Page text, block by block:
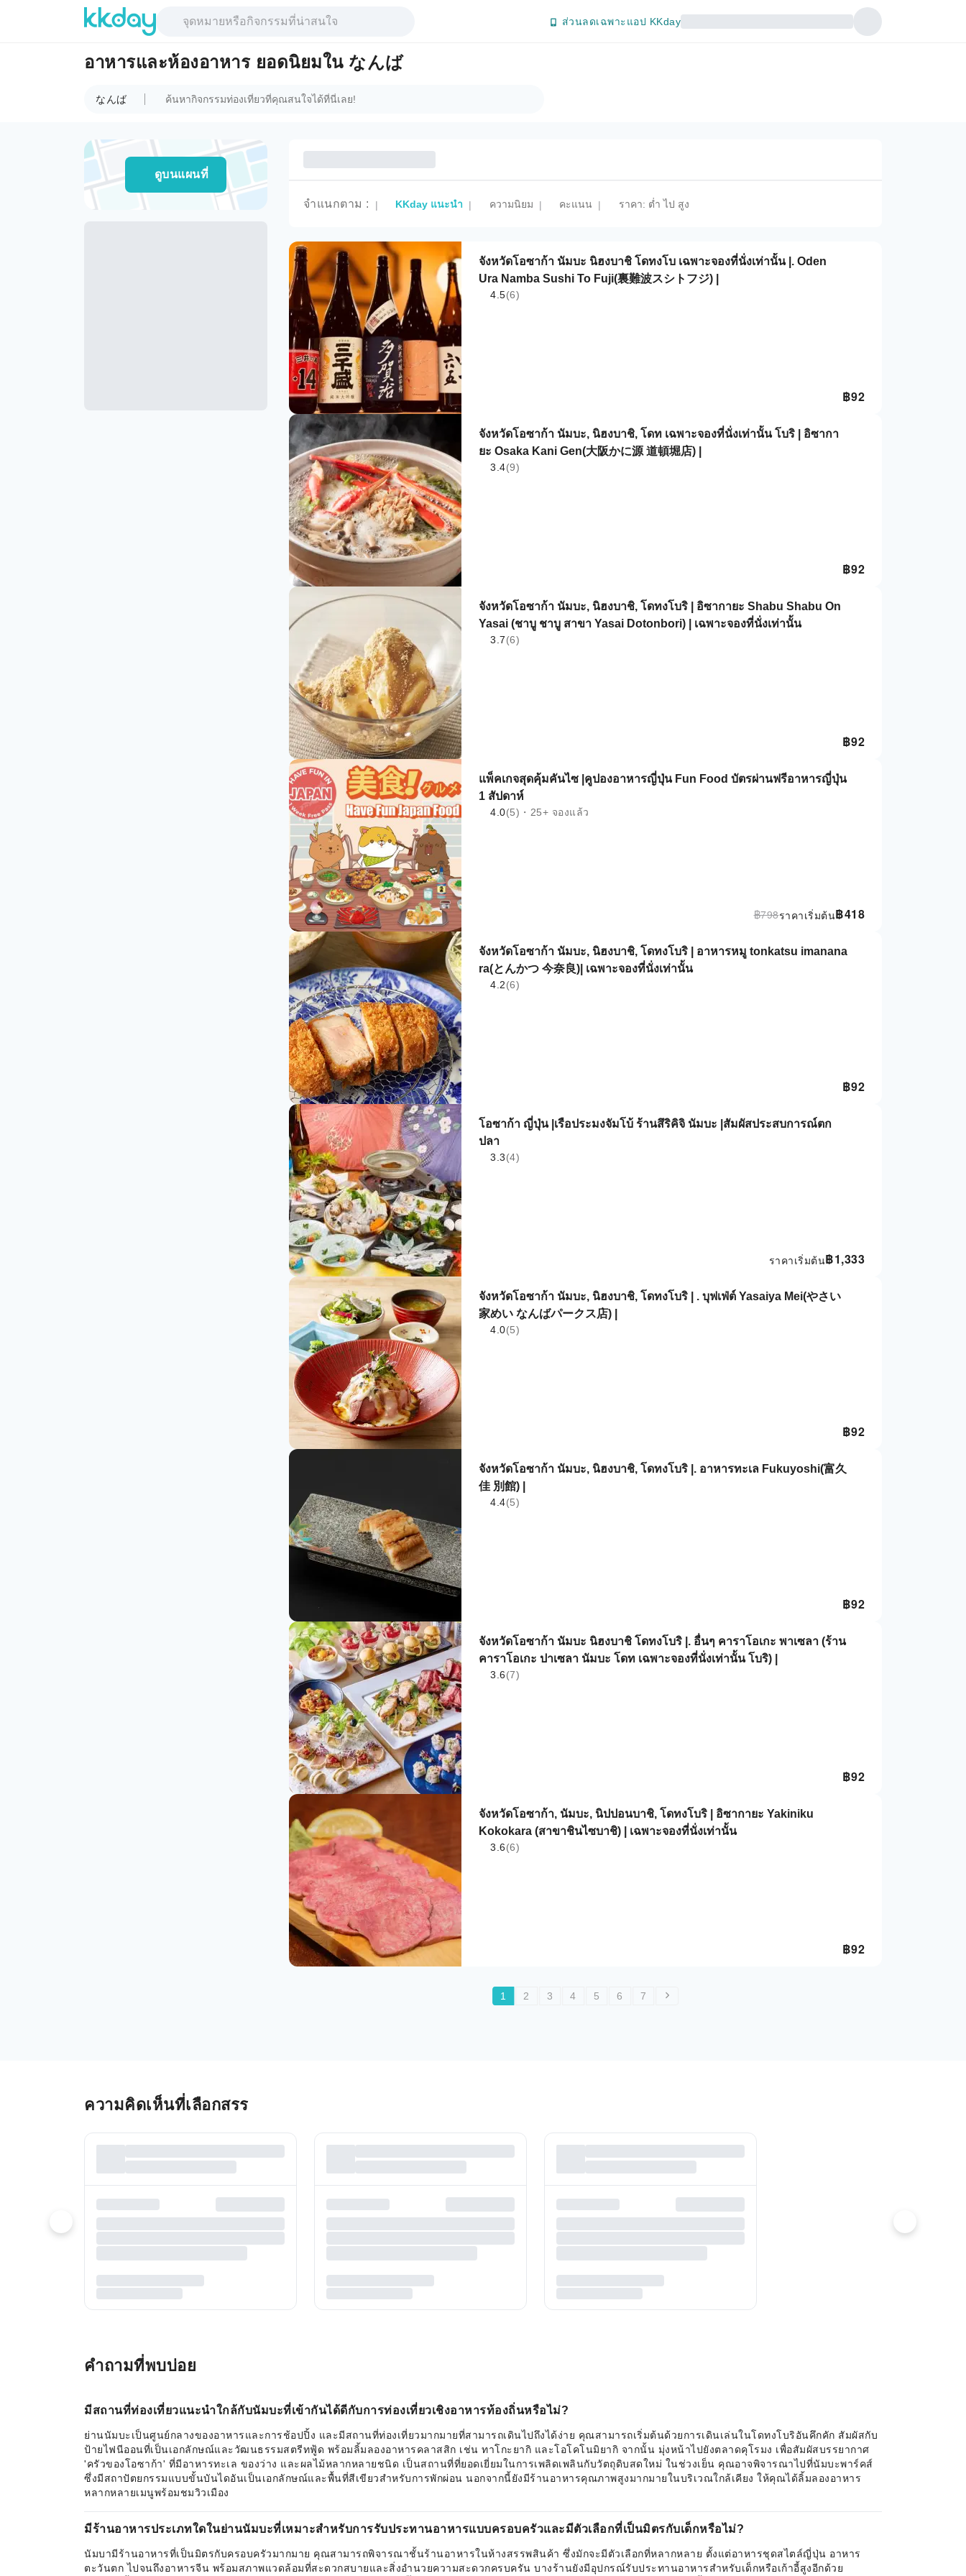
ส่วนลดเฉพาะแอป KKday
อาหารและห้องอาหาร ยอดนิยมใน なんば
なんば
ดูบนแผนที่
จำแนกตาม : | KKday แนะนำ | ความนิยม | คะแนน | ราคา: ต่ำ ไป สูง
จังหวัดโอซาก้า นัมบะ นิฮงบาชิ โดทงโบ เฉพาะจองที่นั่งเท่านั้น |. Oden
Ura Namba Sushi To Fuji(裏難波スシトフジ) |
4.5(6)
฿92
จังหวัดโอซาก้า นัมบะ, นิฮงบาชิ, โดท เฉพาะจองที่นั่งเท่านั้น โบริ | อิซากา
ยะ Osaka Kani Gen(大阪かに源 道頓堀店) |
3.4(9)
฿92
จังหวัดโอซาก้า นัมบะ, นิฮงบาชิ, โดทงโบริ | อิซากายะ Shabu Shabu On
Yasai (ชาบู ชาบู สาขา Yasai Dotonbori) | เฉพาะจองที่นั่งเท่านั้น
3.7(6)
฿92
แพ็คเกจสุดคุ้มคันไซ |คูปองอาหารญี่ปุ่น Fun Food บัตรผ่านฟรีอาหารญี่ปุ่น
1 สัปดาห์
4.0(5)・25+ จองแล้ว
฿418
ราคาเริ่มต้น
฿798
จังหวัดโอซาก้า นัมบะ, นิฮงบาชิ, โดทงโบริ | อาหารหมู tonkatsu imanana
ra(とんかつ 今奈良)| เฉพาะจองที่นั่งเท่านั้น
4.2(6)
฿92
โอซาก้า ญี่ปุ่น |เรือประมงจัมโบ้ ร้านสึริคิจิ นัมบะ |สัมผัสประสบการณ์ตก
ปลา
3.3(4)
฿1,333
ราคาเริ่มต้น
จังหวัดโอซาก้า นัมบะ, นิฮงบาชิ, โดทงโบริ | . บุฟเฟ่ต์ Yasaiya Mei(やさい
家めい なんばパークス店) |
4.0(5)
฿92
จังหวัดโอซาก้า นัมบะ, นิฮงบาชิ, โดทงโบริ |. อาหารทะเล Fukuyoshi(富久
佳 別館) |
4.4(5)
฿92
จังหวัดโอซาก้า นัมบะ นิฮงบาชิ โดทงโบริ |. อื่นๆ คาราโอเกะ พาเซลา (ร้าน
คาราโอเกะ ปาเซลา นัมบะ โดท เฉพาะจองที่นั่งเท่านั้น โบริ) |
3.6(7)
฿92
จังหวัดโอซาก้า, นัมบะ, นิปปอนบาชิ, โดทงโบริ | อิซากายะ Yakiniku
Kokokara (สาขาชินไซบาชิ) | เฉพาะจองที่นั่งเท่านั้น
3.6(6)
฿92
1 2 3 4 5 6 7
ความคิดเห็นที่เลือกสรร
คำถามที่พบบ่อย
มีสถานที่ท่องเที่ยวแนะนำใกล้กับนัมบะที่เข้ากันได้ดีกับการท่องเที่ยวเชิงอาหารท้องถิ่นหรือไม่?
ย่านนัมบะเป็นศูนย์กลางของอาหารและการช้อปปิ้ง และมีสถานที่ท่องเที่ยวมากมายที่สามารถเดินไปถึงได้ง่าย คุณสามารถเริ่มต้นด้วยการเดินเล่นในโดทงโบริอันคึกคัก สัมผัสกับ
ป้ายไฟนีออนที่เป็นเอกลักษณ์และวัฒนธรรมสตรีทฟู้ด พร้อมลิ้มลองอาหารคลาสสิก เช่น ทาโกะยากิ และโอโคโนมิยากิ จากนั้น มุ่งหน้าไปยังตลาดคุโรมง เพื่อสัมผัสบรรยากาศ
'ครัวของโอซาก้า' ที่มีอาหารทะเล ของว่าง และผลไม้หลากหลายชนิด เป็นสถานที่ที่ยอดเยี่ยมในการเพลิดเพลินกับวัตถุดิบสดใหม่ ในช่วงเย็น คุณอาจพิจารณาไปที่นัมบะพาร์คส์
ซึ่งมีสถาปัตยกรรมแบบขั้นบันไดอันเป็นเอกลักษณ์และพื้นที่สีเขียวสำหรับการพักผ่อน นอกจากนี้ยังมีร้านอาหารคุณภาพสูงมากมายในบริเวณใกล้เคียง ให้คุณได้ลิ้มลองอาหาร
หลากหลายเมนูพร้อมชมวิวเมือง
มีร้านอาหารประเภทใดในย่านนัมบะที่เหมาะสำหรับการรับประทานอาหารแบบครอบครัวและมีตัวเลือกที่เป็นมิตรกับเด็กหรือไม่?
นัมบามีร้านอาหารที่เป็นมิตรกับครอบครัวมากมาย คุณสามารถพิจารณาชั้นร้านอาหารในห้างสรรพสินค้า ซึ่งมักจะมีตัวเลือกที่หลากหลาย ตั้งแต่อาหารชุดสไตล์ญี่ปุ่น อาหาร
ตะวันตก ไปจนถึงอาหารจีน พร้อมสภาพแวดล้อมที่สะดวกสบายและสิ่งอำนวยความสะดวกครบครัน บางร้านยังมีอุปกรณ์รับประทานอาหารสำหรับเด็กหรือเก้าอี้สูงอีกด้วย